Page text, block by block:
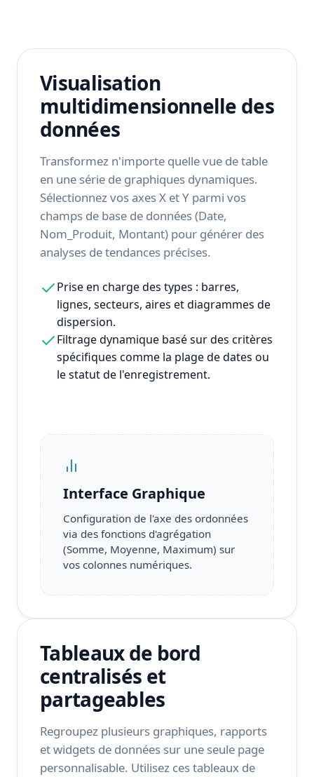
Visualisation
multidimensionnelle des
données
Transformez n'importe quelle vue de table
en une série de graphiques dynamiques.
Sélectionnez vos axes X et Y parmi vos
champs de base de données (Date,
Nom_Produit, Montant) pour générer des
analyses de tendances précises.
Prise en charge des types : barres,
lignes, secteurs, aires et diagrammes de
dispersion.
Filtrage dynamique basé sur des critères
spécifiques comme la plage de dates ou
le statut de l'enregistrement.
Interface Graphique
Configuration de l'axe des ordonnées
via des fonctions d'agrégation
(Somme, Moyenne, Maximum) sur
vos colonnes numériques.
Tableaux de bord
centralisés et
partageables
Regroupez plusieurs graphiques, rapports
et widgets de données sur une seule page
personnalisable. Utilisez ces tableaux de